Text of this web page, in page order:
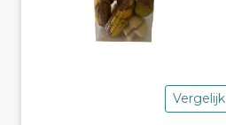
Vergelijk